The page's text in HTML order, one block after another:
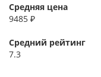
Средняя цена
9485 ₽
Средний рейтинг
7.3